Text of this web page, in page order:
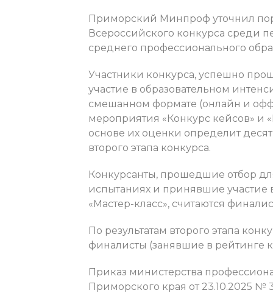
Приморский Минпроф уточнил
Всероссийского конкурса среди
среднего профессионального
Участники конкурса, успешно
участие в образовательном
смешанном формате (онлайн и
мероприятия «Конкурс кейсов»
основе их оценки определит
второго этапа конкурса.
Конкурсанты, прошедшие отбор
испытаниях и принявшие участие
«Мастер-класс», считаются
По результатам второго этапа
финалисты (занявшие в рейтинге
Приказ министерства
Приморского края от 23.10.2025